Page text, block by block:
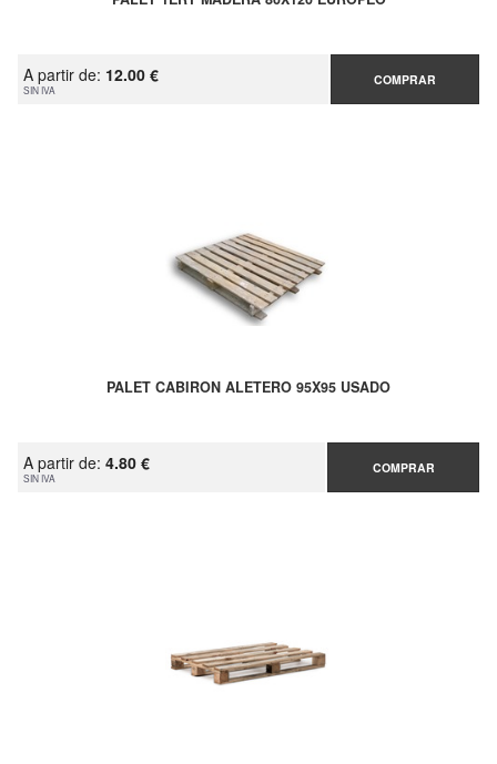
A partir de: 12.00 €
SIN IVA
COMPRAR
PALET CABIRON ALETERO 95X95 USADO
A partir de: 4.80 €
SIN IVA
COMPRAR